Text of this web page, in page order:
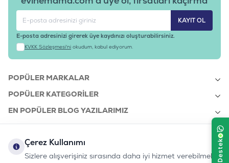
KAYIT OL
E-posta adresinizi girerek üye kaydınızı oluşturabilirsiniz.
KVKK Sözleşmesi'ni okudum, kabul ediyorum.
POPÜLER MARKALAR
POPÜLER KATEGORILER
EN POPÜLER BLOG YAZILARIMIZ
KURUMSAL
Çerez Kullanımı
Sizlere alışverişiniz sırasında daha iyi hizmet verebilmek